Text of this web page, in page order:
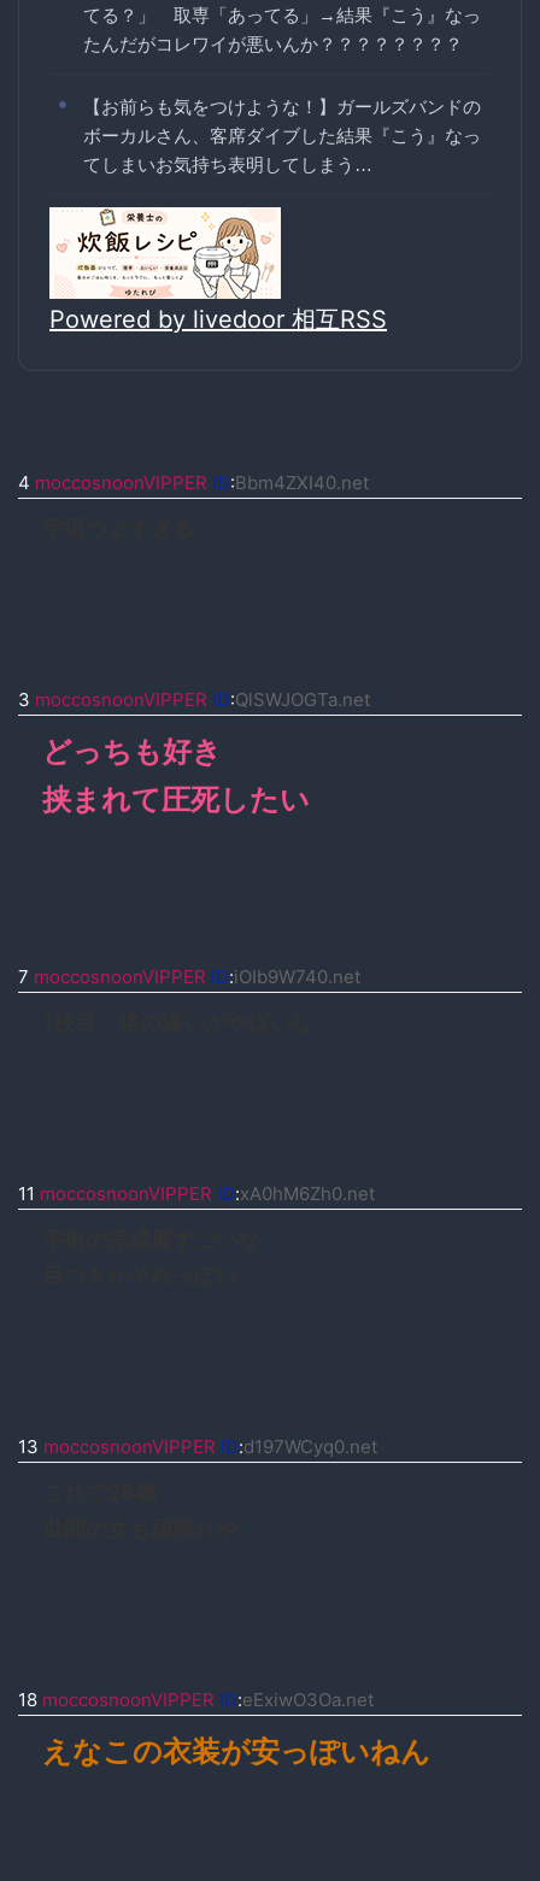
てる？」 取専「あってる」→結果『こう』なっ
たんだがコレワイが悪いんか？？？？？？？？
【お前らも気をつけような！】ガールズバンドの
ボーカルさん、客席ダイブした結果『こう』なっ
てしまいお気持ち表明してしまう…
Powered by livedoor 相互RSS
4 moccosnoonVIPPER ID:Bbm4ZXI40.net
3 moccosnoonVIPPER ID:QlSWJOGTa.net
どっちも好き
挟まれて圧死したい
7 moccosnoonVIPPER ID:iOIb9W740.net
11 moccosnoonVIPPER ID:xA0hM6Zh0.net
13 moccosnoonVIPPER ID:d197WCyq0.net
18 moccosnoonVIPPER ID:eExiwO3Oa.net
えなこの衣装が安っぽいねん